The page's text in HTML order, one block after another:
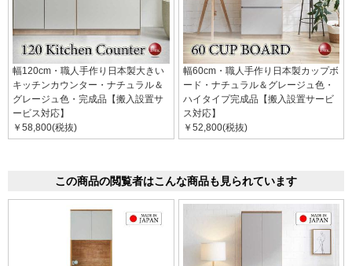
幅120cm・職人手作り日本製大きい
キッチンカウンター・ナチュラル＆
グレージュ色・完成品【搬入設置サ
ービス対応】
￥58,800(税抜)
幅60cm・職人手作り日本製カップボ
ード・ナチュラル＆グレージュ色・
ハイタイプ完成品【搬入設置サービ
ス対応】
￥52,800(税抜)
この商品の閲覧者はこんな商品も見られています